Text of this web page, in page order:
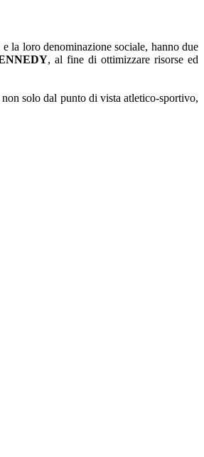
la loro denominazione sociale, hanno due
, al fine di ottimizzare risorse ed
solo dal punto di vista atletico-sportivo,